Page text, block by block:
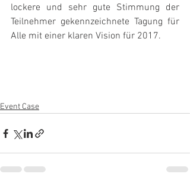
lockere und sehr gute Stimmung der
Teilnehmer gekennzeichnete Tagung für
Alle mit einer klaren Vision für 2017.
Event Case